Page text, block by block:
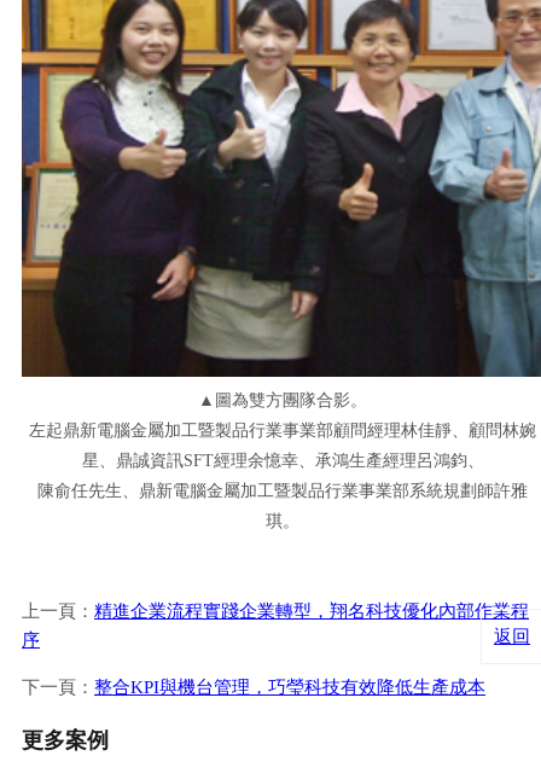
▲圖為雙方團隊合影。
左起鼎新電腦金屬加工暨製品行業事業部顧問經理林佳靜、顧問林婉
星、鼎誠資訊SFT經理余憶幸、承鴻生產經理呂鴻鈞、
陳俞任先生、鼎新電腦金屬加工暨製品行業事業部系統規劃師許雅
琪。
上一頁： 精進企業流程實踐企業轉型，翔名科技優化內部作業程
序
下一頁： 整合KPI與機台管理，巧瑩科技有效降低生產成本
返回
更多案例